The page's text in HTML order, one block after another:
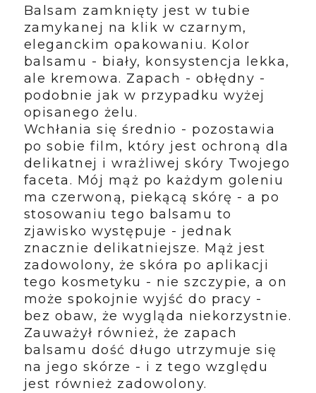
Balsam zamknięty jest w tubie
zamykanej na klik w czarnym,
eleganckim opakowaniu. Kolor
balsamu - biały, konsystencja lekka,
ale kremowa. Zapach - obłędny -
podobnie jak w przypadku wyżej
opisanego żelu.
Wchłania się średnio - pozostawia
po sobie film, który jest ochroną dla
delikatnej i wrażliwej skóry Twojego
faceta. Mój mąż po każdym goleniu
ma czerwoną, piekącą skórę - a po
stosowaniu tego balsamu to
zjawisko występuje - jednak
znacznie delikatniejsze. Mąż jest
zadowolony, że skóra po aplikacji
tego kosmetyku - nie szczypie, a on
może spokojnie wyjść do pracy -
bez obaw, że wygląda niekorzystnie.
Zauważył również, że zapach
balsamu dość długo utrzymuje się
na jego skórze - i z tego względu
jest również zadowolony.